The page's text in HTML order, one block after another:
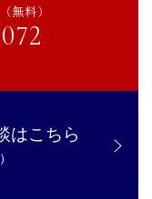
無料）
はこちら